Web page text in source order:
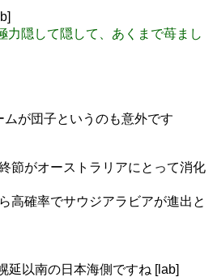
力隠して隠して、あくまで苺まし
んな
が団子というのも意外です
節がオーストラリアにとって消化
高確率でサウジアラビアが進出と
以南の日本海側ですね [lab]